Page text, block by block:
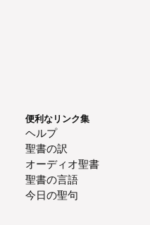
便利なリンク集
ヘルプ
聖書の訳
オーディオ聖書
聖書の言語
今日の聖句